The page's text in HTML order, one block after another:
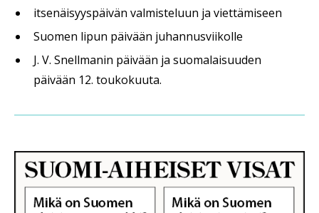
itsenäisyyspäivän valmisteluun ja viettämiseen
Suomen lipun päivään juhannusviikolle
J. V. Snellmanin päivään ja suomalaisuuden
päivään 12. toukokuuta.